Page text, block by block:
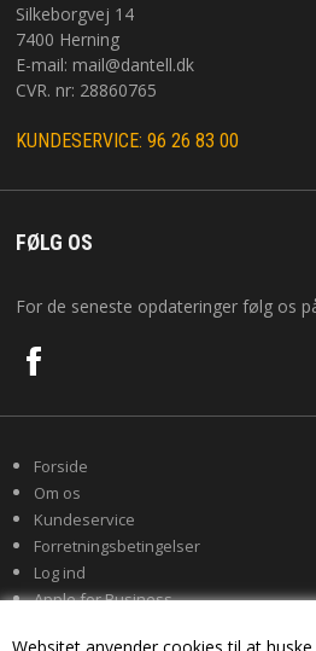
Silkeborgvej 14
7400 Herning
E-mail: mail@dantell.dk
CVR. nr: 28860765
KUNDESERVICE: 96 26 83 00
FØLG OS
For de seneste opdateringer følg os
Forside
Om os
Kundeservice
Forretningsbetingelser
Log ind
Apple for Business